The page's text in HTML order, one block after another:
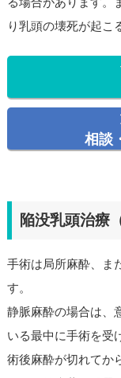
り乳頭の壊死が起こ
相談
陥没乳頭治療
手術は局所麻酔、ま
す。
静脈麻酔の場合は、
いる最中に手術を受
術後麻酔が切れてか